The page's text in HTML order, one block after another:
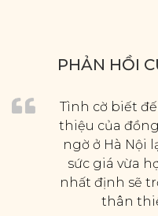
PHẢN HỒI
Tình cờ biết
thiệu của
ngờ ở Hà Nội
sức giá vừa
nhất định sẽ
thân